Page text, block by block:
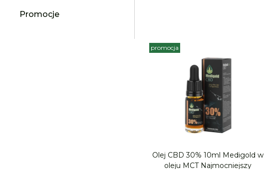
Promocje
Olej CBD 30% 10ml Medigold w
oleju MCT Najmocniejszy
promocja